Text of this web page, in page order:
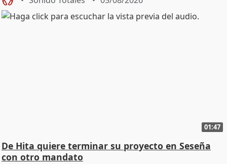
01:47
De Hita quiere terminar su proyecto en Seseña
con otro mandato